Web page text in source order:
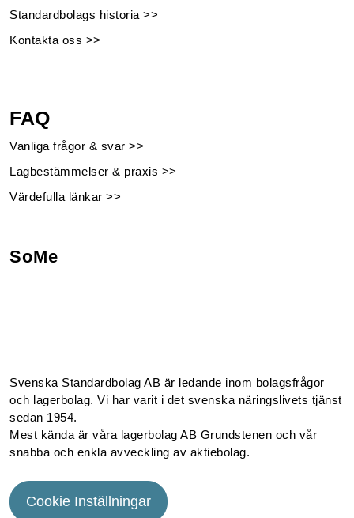
Standardbolags historia >>
Kontakta oss >>
FAQ
Vanliga frågor & svar >>
Lagbestämmelser & praxis >>
Värdefulla länkar >>
SoMe
Svenska Standardbolag AB är ledande inom bolagsfrågor
och lagerbolag. Vi har varit i det svenska näringslivets tjänst
sedan 1954.
Mest kända är våra lagerbolag AB Grundstenen och vår
snabba och enkla avveckling av aktiebolag.
Cookie Inställningar